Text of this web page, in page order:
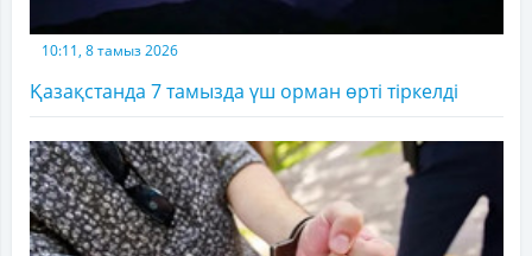
10:11, 8 тамыз 2026
Қазақстанда 7 тамызда үш орман өрті тіркелді